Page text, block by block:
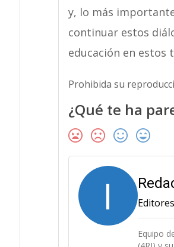
y, lo más
continuar estos
educación en estos
Prohibida su
¿Qué te ha
I
Equipo